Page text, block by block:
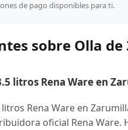
de pago disponibles para ti.
sobre Olla
litros Rena Ware en
Rena Ware en
oficial Rena